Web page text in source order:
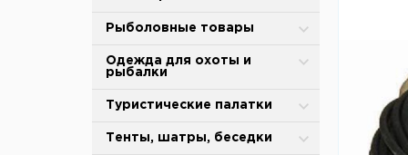
Палатки для зимней рыбалки
Полы для зимней палатки
Рыболовные товары
Блесны
карабины
Одежда для охоты и
рыбалки
Зимняя одежда
Защита от дождя и ветра
Туристические палатки
Alpika
Тенты, шатры, беседки